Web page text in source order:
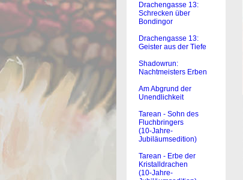
Drachengasse 13:
Schrecken über
Bondingor
Drachengasse 13:
Geister aus der Tiefe
Shadowrun:
Nachtmeisters Erben
Am Abgrund der
Unendlichkeit
Tarean - Sohn des
Fluchbringers
(10-Jahre-
Jubiläumsedition)
Tarean - Erbe der
Kristalldrachen
(10-Jahre-